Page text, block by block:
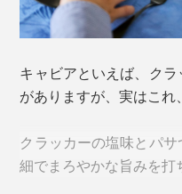
チョウザメは約2億4000〜5000年
りも先輩。
対して『宮崎キャビア
濃度は3%。卵と塩のみ
キャビアといえば、ク
がありますが、実はこれ
クラッカーの塩味とパ
細でまろやかな旨みを打